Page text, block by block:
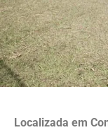
Localizada em